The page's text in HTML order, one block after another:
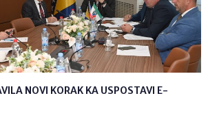
NOVI KORAK KA USPOSTAVI E-